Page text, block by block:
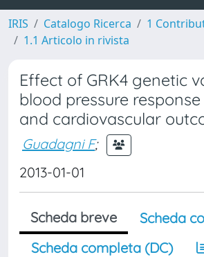
IRIS Catalogo Ricerca
1
1.1 Articolo in rivista
Effect of GRK4 genetic
blood pressure
and cardiovascular
Guadagni F;
2013-01-01
Scheda breve
Scheda
Scheda completa (DC)